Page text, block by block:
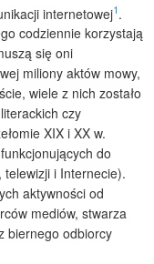
internetowej1.
codziennie korzystają
się oni
miliony aktów mowy,
wiele z nich zostało
czy
XIX i XX w.
do
i Internecie).
aktywności od
mediów, stwarza
biernego odbiorcy